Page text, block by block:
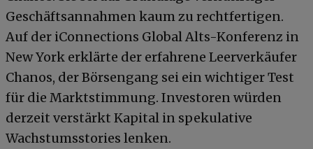
Geschäftsannahmen kaum zu rechtfertigen.
Auf der iConnections Global Alts-Konferenz in
New York erklärte der erfahrene Leerverkäufer
Chanos, der Börsengang sei ein wichtiger Test
für die Marktstimmung. Investoren würden
derzeit verstärkt Kapital in spekulative
Wachstumsstories lenken.